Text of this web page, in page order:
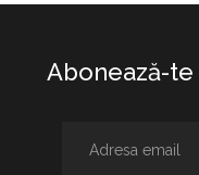
Abonează-